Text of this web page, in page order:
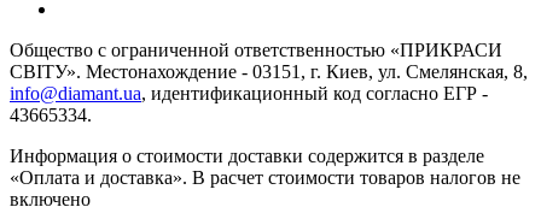
Общество с ограниченной ответственностью «ПРИКРАСИ
СВІТУ». Местонахождение - 03151, г. Киев, ул. Смелянская, 8,
info@diamant.ua, идентификационный код согласно ЕГР -
43665334.
Информация о стоимости доставки содержится в разделе
«Оплата и доставка». В расчет стоимости товаров налогов не
включено